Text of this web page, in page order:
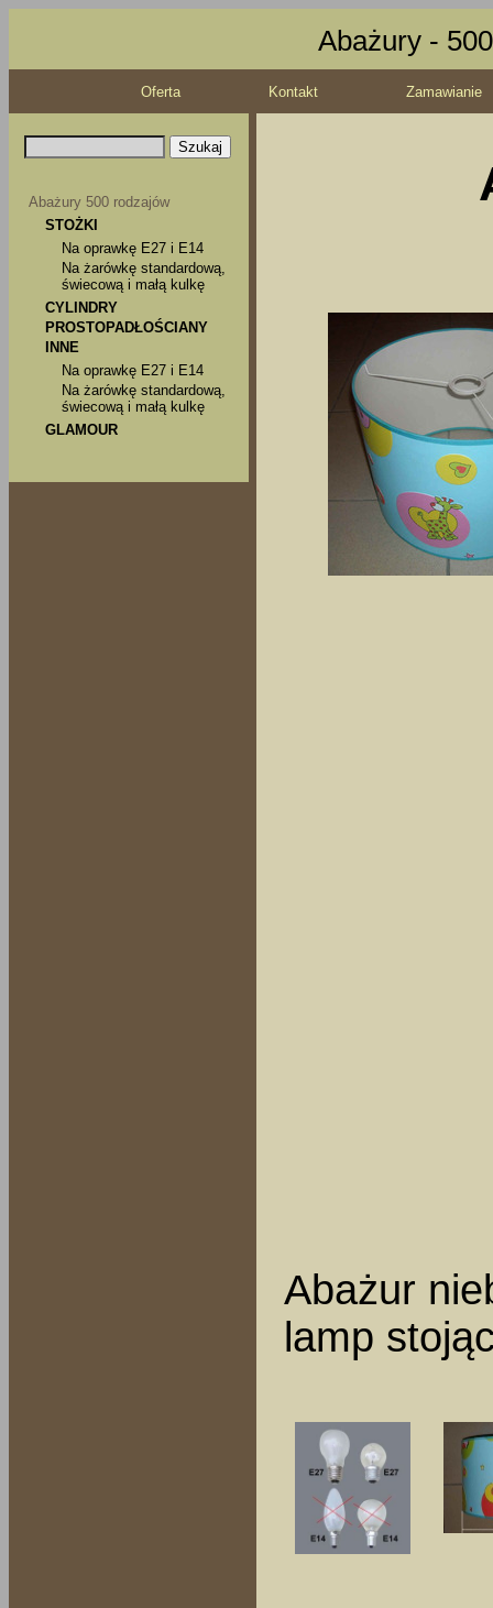
Abażury -
Oferta Kontakt Zamawianie
Abażury 500 rodzajów
STOŻKI
Na oprawkę E27 i E14
Na żarówkę standardową,
świecową i małą kulkę
CYLINDRY
PROSTOPADŁOŚCIANY
INNE
Na oprawkę E27 i E14
Na żarówkę standardową,
świecową i małą kulkę
GLAMOUR
Abażur
lamp